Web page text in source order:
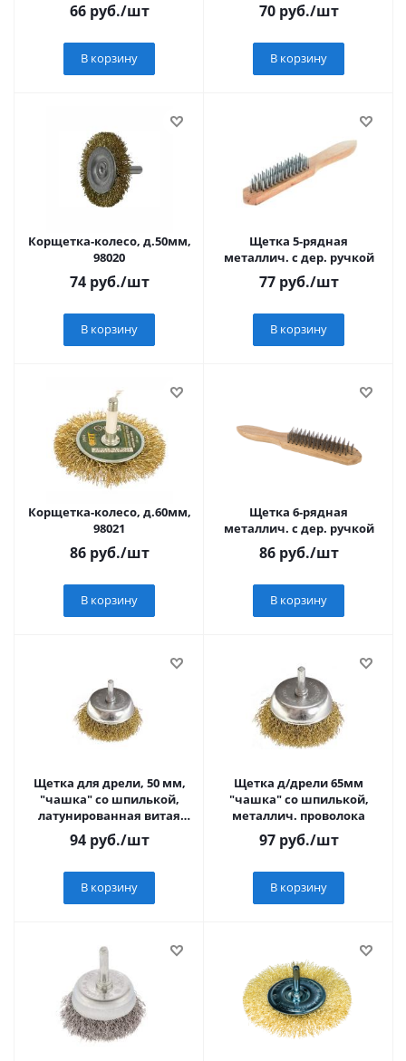
66руб./шт
В корзину
70руб./шт
В корзину
Корщетка-колесо, д.50мм,
98020
74руб./шт
В корзину
Щетка 5-рядная
металлич. с дер. ручкой
77руб./шт
В корзину
Корщетка-колесо, д.60мм,
98021
86руб./шт
В корзину
Щетка 6-рядная
металлич. с дер. ручкой
86руб./шт
В корзину
Щетка для дрели, 50 мм,
"чашка" со шпилькой,
латунированная витая
проволока // MATRIX
94руб./шт
В корзину
Щетка д/дрели 65мм
"чашка" со шпилькой,
металлич. проволока
97руб./шт
В корзину